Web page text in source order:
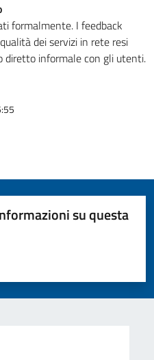
formalmente. I feedback
dei servizi in rete resi
diretto informale con gli utenti.
su questa
su 5